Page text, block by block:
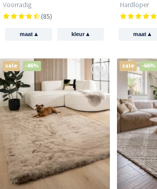
Voorradig
(85)
maat ▴ kleur▴
Hardloper
maat ▴
sale -46% sale -66%